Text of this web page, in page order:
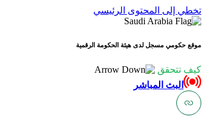
تخطي إلى المحتوى الرئيسي
موقع حكومي مسجل لدى هيئة الحكومة الرقمية
كيف تتحقق
البث المباشر